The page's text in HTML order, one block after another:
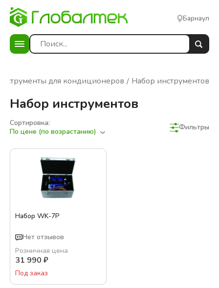
Барнаул
для кондиционеров Набор инструментов
Набор инструментов
Сортировка:
По цене (по возрастанию)
Фильтры
Набор WK-7P
Нет отзывов
Розничная цена
31 990 ₽
Под заказ